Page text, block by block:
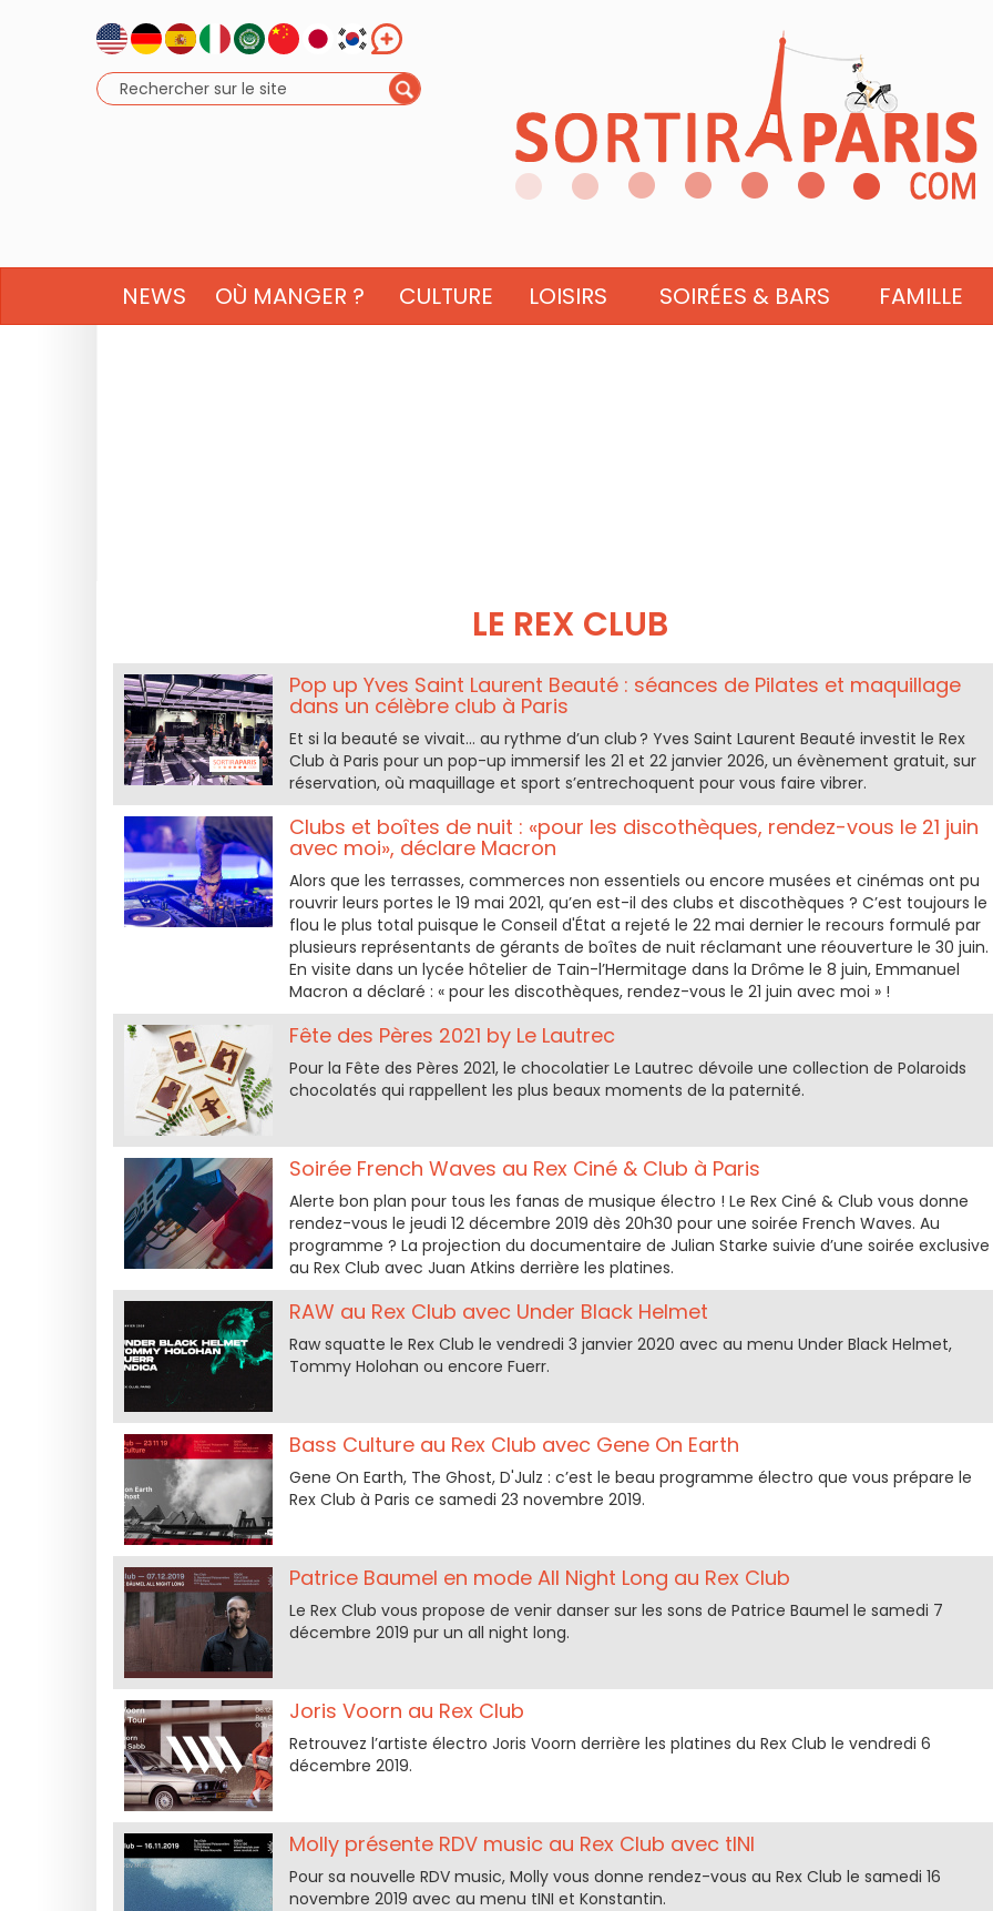
NEWS OÙ MANGER ? CULTURE LOISIRS SOIRÉES & BARS FAMILLE
LE REX CLUB
Pop up Yves Saint Laurent Beauté : séances de Pilates et maquillage
dans un célèbre club à Paris
Et si la beauté se vivait… au rythme d’un club ? Yves Saint Laurent Beauté investit le Rex
Club à Paris pour un pop-up immersif les 21 et 22 janvier 2026, un évènement gratuit, sur
réservation, où maquillage et sport s’entrechoquent pour vous faire vibrer.
Clubs et boîtes de nuit : «pour les discothèques, rendez-vous le 21 juin
avec moi», déclare Macron
Alors que les terrasses, commerces non essentiels ou encore musées et cinémas ont pu
rouvrir leurs portes le 19 mai 2021, qu’en est-il des clubs et discothèques ? C’est toujours le
flou le plus total puisque le Conseil d'État a rejeté le 22 mai dernier le recours formulé par
plusieurs représentants de gérants de boîtes de nuit réclamant une réouverture le 30 juin.
En visite dans un lycée hôtelier de Tain-l’Hermitage dans la Drôme le 8 juin, Emmanuel
Macron a déclaré : « pour les discothèques, rendez-vous le 21 juin avec moi » !
Fête des Pères 2021 by Le Lautrec
Pour la Fête des Pères 2021, le chocolatier Le Lautrec dévoile une collection de Polaroids
chocolatés qui rappellent les plus beaux moments de la paternité.
Soirée French Waves au Rex Ciné & Club à Paris
Alerte bon plan pour tous les fanas de musique électro ! Le Rex Ciné & Club vous donne
rendez-vous le jeudi 12 décembre 2019 dès 20h30 pour une soirée French Waves. Au
programme ? La projection du documentaire de Julian Starke suivie d’une soirée exclusive
au Rex Club avec Juan Atkins derrière les platines.
RAW au Rex Club avec Under Black Helmet
Raw squatte le Rex Club le vendredi 3 janvier 2020 avec au menu Under Black Helmet,
Tommy Holohan ou encore Fuerr.
Bass Culture au Rex Club avec Gene On Earth
Gene On Earth, The Ghost, D'Julz : c’est le beau programme électro que vous prépare le
Rex Club à Paris ce samedi 23 novembre 2019.
Patrice Baumel en mode All Night Long au Rex Club
Le Rex Club vous propose de venir danser sur les sons de Patrice Baumel le samedi 7
décembre 2019 pur un all night long.
Joris Voorn au Rex Club
Retrouvez l’artiste électro Joris Voorn derrière les platines du Rex Club le vendredi 6
décembre 2019.
Molly présente RDV music au Rex Club avec tINI
Pour sa nouvelle RDV music, Molly vous donne rendez-vous au Rex Club le samedi 16
novembre 2019 avec au menu tINI et Konstantin.